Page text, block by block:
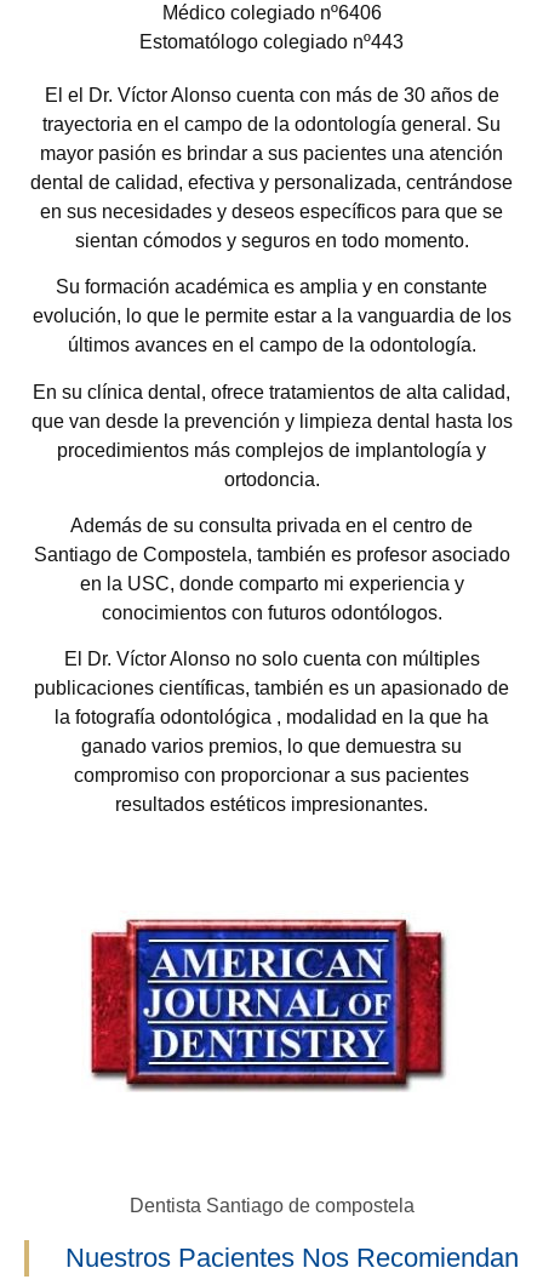
Médico colegiado nº6406
Estomatólogo colegiado nº443
El el Dr. Víctor Alonso cuenta con más de 30 años de
trayectoria en el campo de la odontología general. Su
mayor pasión es brindar a sus pacientes una atención
dental de calidad, efectiva y personalizada, centrándose
en sus necesidades y deseos específicos para que se
sientan cómodos y seguros en todo momento.
Su formación académica es amplia y en constante
evolución, lo que le permite estar a la vanguardia de los
últimos avances en el campo de la odontología.
En su clínica dental, ofrece tratamientos de alta calidad,
que van desde la prevención y limpieza dental hasta los
procedimientos más complejos de implantología y
ortodoncia.
Además de su consulta privada en el centro de
Santiago de Compostela, también es profesor asociado
en la USC, donde comparto mi experiencia y
conocimientos con futuros odontólogos.
El Dr. Víctor Alonso no solo cuenta con múltiples
publicaciones científicas, también es un apasionado de
la fotografía odontológica , modalidad en la que ha
ganado varios premios, lo que demuestra su
compromiso con proporcionar a sus pacientes
resultados estéticos impresionantes.
Dentista Santiago de compostela
Nuestros Pacientes Nos Recomiendan